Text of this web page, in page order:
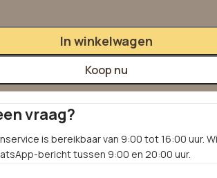
In winkelwagen
Koop nu
vraag?
is bereikbaar van 9:00 tot 16:00 uur.
bericht tussen 9:00 en 20:00 uur.